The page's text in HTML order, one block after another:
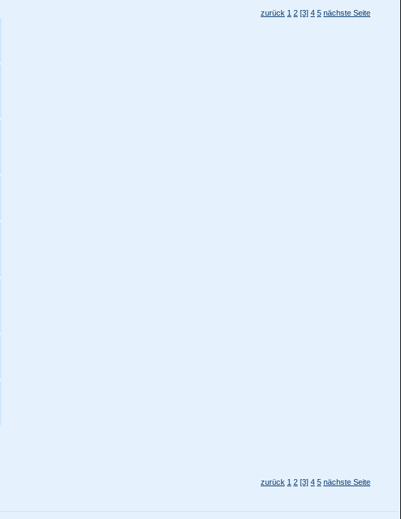
zurück 1 2 [3] 4 5 nächste Seite
zurück 1 2 [3] 4 5 nächste Seite